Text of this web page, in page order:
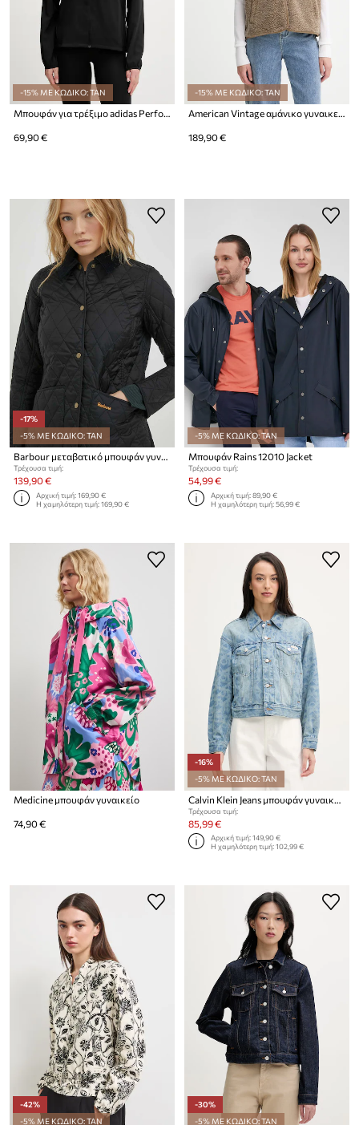
-15% ΜΕ ΚΩΔΙΚΟ: TAN
69,90 €
-15% ΜΕ ΚΩΔΙΚΟ: TAN
189,90 €
-17%
-5% ΜΕ ΚΩΔΙΚΟ: TAN
Barbour μεταβατικό μπουφάν γυναικείο ANNANDALE
Τρέχουσα τιμή:
139,90 €
Αρχική τιμή:169,90 €
Η χαμηλότερη τιμή:169,90 €
-5% ΜΕ ΚΩΔΙΚΟ: TAN
Μπουφάν Rains 12010 Jacket
Τρέχουσα τιμή:
54,99 €
Αρχική τιμή:89,90 €
Η χαμηλότερη τιμή:56,99 €
Medicine μπουφάν γυναικείο
74,90 €
-16%
-5% ΜΕ ΚΩΔΙΚΟ: TAN
Τρέχουσα τιμή:
85,99 €
Αρχική τιμή:149,90 €
Η χαμηλότερη τιμή:102,99 €
-42%
-5% ΜΕ ΚΩΔΙΚΟ: TAN
-30%
-5% ΜΕ ΚΩΔΙΚΟ: TAN